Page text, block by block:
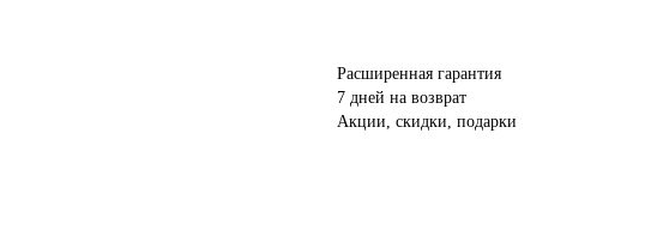
Расширенная гарантия
7 дней на возврат
Акции, скидки, подарки